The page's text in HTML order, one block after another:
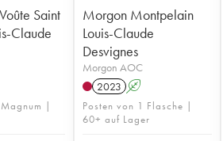
Saint
Claude
|
Morgon Montpelain
Louis-Claude
Desvignes
Morgon AOC
2023 A
Posten von 1 Flasche |
60+ auf Lager